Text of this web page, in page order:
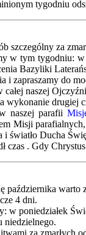
tygodniu
szczególny za
w tym tygodniu:
Bazyliki
i zapraszamy do
całej naszej
wykonanie drugiej
naszej parafii
Misji
światło Ducha
czas . Gdy
października
4 dni.
poniedziałek
niedzielnego.